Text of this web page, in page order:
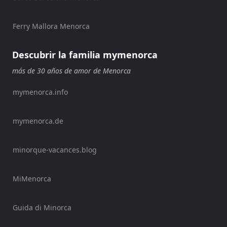
Ferry Mallora Menorca
Descubrir la familia mymenorca
más de 30 años de amor de Menorca
mymenorca.info
mymenorca.de
minorque-vacances.blog
MiMenorca
Guida di Minorca